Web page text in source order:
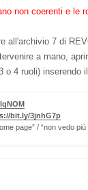
non coerenti e le
all'archivio 7 di
a mano,
o 4 ruoli) inserendo
bit.ly/3jnhG7p
page” / “non vedo